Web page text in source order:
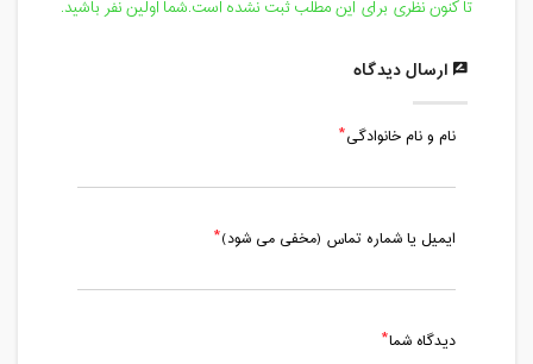
تا کنون نظری برای این مطلب ثبت نشده است.شما اولین نفر باشید.
ارسال دیدگاه
نام و نام خانوادگی
ایمیل یا شماره تماس (مخفی می شود)
دیدگاه شما